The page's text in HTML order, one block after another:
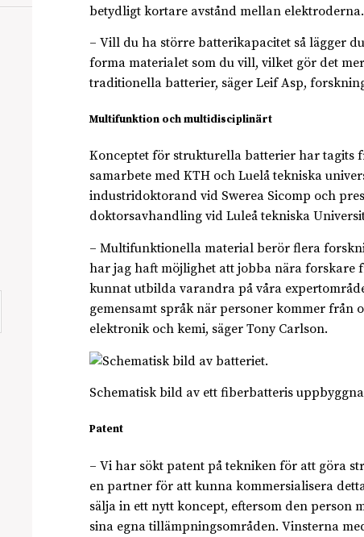
betydligt kortare avstånd mellan elektroderna.
– Vill du ha större batterikapacitet så lägger
forma materialet som du vill, vilket gör det
traditionella batterier, säger Leif Asp,
Multifunktion och multidisciplinärt
Konceptet för strukturella batterier har tagits
samarbete med KTH och Luelå tekniska
industridoktorand vid Swerea Sicomp och
doktorsavhandling vid Luleå tekniska
– Multifunktionella material berör flera
har jag haft möjlighet att jobba nära forskare
kunnat utbilda varandra på våra
gemensamt språk när personer kommer från
elektronik och kemi, säger Tony Carlson.
Schematisk bild av ett fiberbatteris
Patent
– Vi har sökt patent på tekniken för att göra
en partner för att kunna kommersialisera
sälja in ett nytt koncept, eftersom den
sina egna tillämpningsområden. Vinsterna